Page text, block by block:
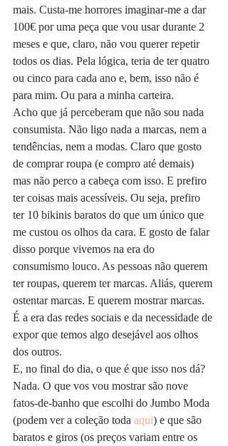
mais. Custa-me horrores imaginar-me a dar
100€ por uma peça que vou usar durante 2
meses e que, claro, não vou querer repetir
todos os dias. Pela lógica, teria de ter quatro
ou cinco para cada ano e, bem, isso não é
para mim. Ou para a minha carteira.
Acho que já perceberam que não sou nada
consumista. Não ligo nada a marcas, nem a
tendências, nem a modas. Claro que gosto
de comprar roupa (e compro até demais)
mas não perco a cabeça com isso. E prefiro
ter coisas mais acessíveis. Ou seja, prefiro
ter 10 bikinis baratos do que um único que
me custou os olhos da cara. E gosto de falar
disso porque vivemos na era do
consumismo louco. As pessoas não querem
ter roupas, querem ter marcas. Aliás, querem
ostentar marcas. E querem mostrar marcas.
É a era das redes sociais e da necessidade de
expor que temos algo desejável aos olhos
dos outros.
E, no final do dia, o que é que isso nos dá?
Nada. O que vos vou mostrar são nove
fatos-de-banho que escolhi do Jumbo Moda
(podem ver a coleção toda aqui) e que são
baratos e giros (os preços variam entre os